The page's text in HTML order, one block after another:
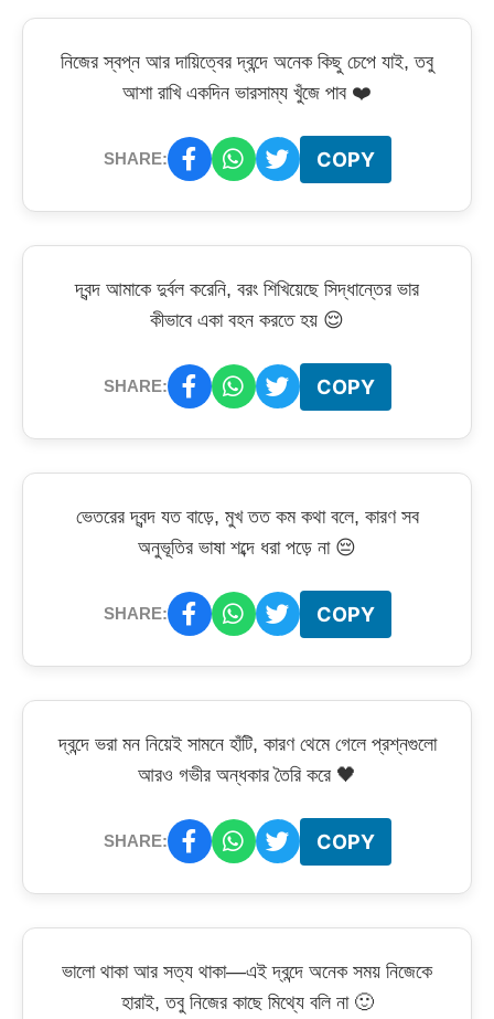
নিজের স্বপ্ন আর দায়িত্বের দ্বন্দে অনেক কিছু চেপে যাই, তবু
আশা রাখি একদিন ভারসাম্য খুঁজে পাব ❤️
SHARE: COPY
দ্বন্দ আমাকে দুর্বল করেনি, বরং শিখিয়েছে সিদ্ধান্তের ভার
কীভাবে একা বহন করতে হয় 😌
SHARE: COPY
ভেতরের দ্বন্দ যত বাড়ে, মুখ তত কম কথা বলে, কারণ সব
অনুভূতির ভাষা শব্দে ধরা পড়ে না 😔
SHARE: COPY
দ্বন্দে ভরা মন নিয়েই সামনে হাঁটি, কারণ থেমে গেলে প্রশ্নগুলো
আরও গভীর অন্ধকার তৈরি করে 🖤
SHARE: COPY
ভালো থাকা আর সত্য থাকা—এই দ্বন্দে অনেক সময় নিজেকে
হারাই, তবু নিজের কাছে মিথ্যে বলি না 🙂